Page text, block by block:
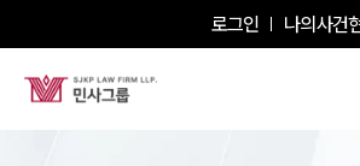
로그인 나의사건